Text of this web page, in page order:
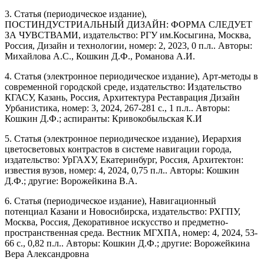
3. Статья (периодическое издание),
ПОСТИНДУСТРИАЛЬНЫЙ ДИЗАЙН: ФОРМА СЛЕДУЕТ
ЗА ЧУВСТВАМИ, издательство: РГУ им.Косыгина, Москва,
Россия, Дизайн и технологии, номер: 2, 2023, 0 п.л.. Авторы:
Михайлова А.С., Кошкин Д.Ф., Романова А.И.
4. Статья (электронное периодическое издание), Арт-методы в
современной городской среде, издательство: Издательство
КГАСУ, Казань, Россия, Архитектура Реставрация Дизайн
Урбанистика, номер: 3, 2024, 267-281 с., 1 п.л.. Авторы:
Кошкин Д.Ф.; аспиранты: Кривокобыльская К.И
5. Статья (электронное периодическое издание), Иерархия
цветосветовых контрастов в системе навигации города,
издательство: УрГАХУ, Екатеринбург, Россия, Архитектон:
известия вузов, номер: 4, 2024, 0,75 п.л.. Авторы: Кошкин
Д.Ф.; другие: Ворожейкина В.А.
6. Статья (периодическое издание), Навигационный
потенциал Казани и Новосибирска, издательство: РХГПУ,
Москва, Россия, Декоративное искусство и предметно-
пространственная среда. Вестник МГХПА, номер: 4, 2024, 53-
66 с., 0,82 п.л.. Авторы: Кошкин Д.Ф.; другие: Ворожейкина
Вера Александровна